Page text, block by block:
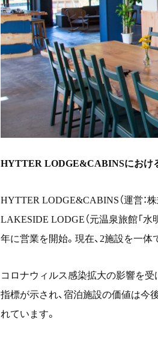
HYTTER LODGE&CABINSにおけ
HYTTER LODGE&CABINS（運営
LAKESIDE LODGE（元温泉旅館「水
年に営業を開始。現在、2施設を一体
コロナウィルス感染拡大の影響を受
指標が示され、宿泊施設の価値は今
れています。